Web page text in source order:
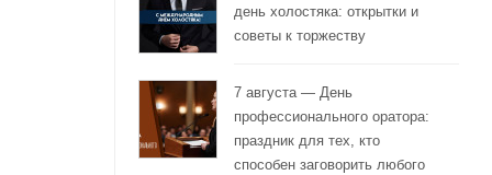
день холостяка: открытки и
советы к торжеству
7 августа — День
профессионального оратора:
праздник для тех, кто
способен заговорить любого